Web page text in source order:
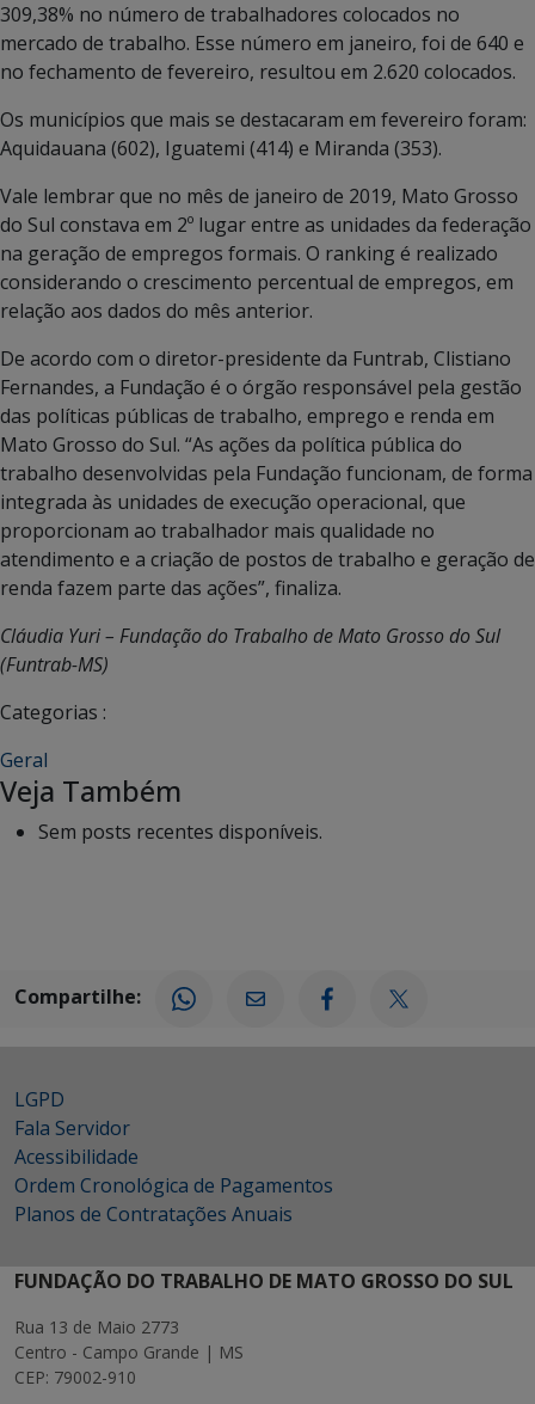
309,38% no número de trabalhadores colocados no
mercado de trabalho. Esse número em janeiro, foi de 640 e
no fechamento de fevereiro, resultou em 2.620 colocados.
Os municípios que mais se destacaram em fevereiro foram:
Aquidauana (602), Iguatemi (414) e Miranda (353).
Vale lembrar que no mês de janeiro de 2019, Mato Grosso
do Sul constava em 2º lugar entre as unidades da federação
na geração de empregos formais. O ranking é realizado
considerando o crescimento percentual de empregos, em
relação aos dados do mês anterior.
De acordo com o diretor-presidente da Funtrab, Clistiano
Fernandes, a Fundação é o órgão responsável pela gestão
das políticas públicas de trabalho, emprego e renda em
Mato Grosso do Sul. “As ações da política pública do
trabalho desenvolvidas pela Fundação funcionam, de forma
integrada às unidades de execução operacional, que
proporcionam ao trabalhador mais qualidade no
atendimento e a criação de postos de trabalho e geração de
renda fazem parte das ações”, finaliza.
Cláudia Yuri – Fundação do Trabalho de Mato Grosso do Sul
(Funtrab-MS)
Categorias :
Geral
Veja Também
Sem posts recentes disponíveis.
Compartilhe:
LGPD
Fala Servidor
Acessibilidade
Ordem Cronológica de Pagamentos
Planos de Contratações Anuais
FUNDAÇÃO DO TRABALHO DE MATO GROSSO DO SUL
Rua 13 de Maio 2773
Centro - Campo Grande | MS
CEP: 79002-910